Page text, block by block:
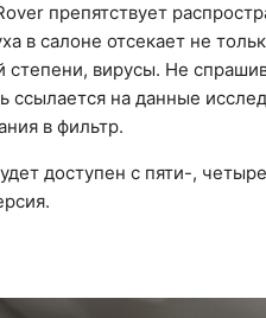
препятствует
в салоне отсекает не
степени, вирусы. Не
ссылается на данные
в фильтр.
доступен с пяти-,